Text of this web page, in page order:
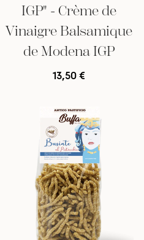
IGP" - Crème de
Vinaigre Balsamique
de Modena IGP
13,50 €